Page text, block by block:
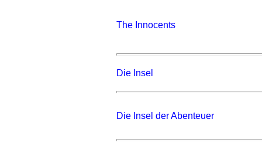
The Innocents
Die Insel
Die Insel der Abenteuer